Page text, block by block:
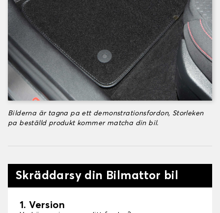
Bilderna är tagna pa ett demonstrationsfordon, Storleken
pa beställd produkt kommer matcha din bil.
Skräddarsy din Bilmattor bil
1. Version